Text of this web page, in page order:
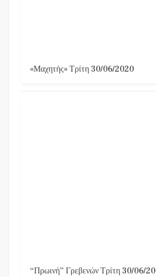
«Μαχητής» Τρίτη 30/06/2020
“Πρωινή” Γρεβενών Τρίτη 30/06/20